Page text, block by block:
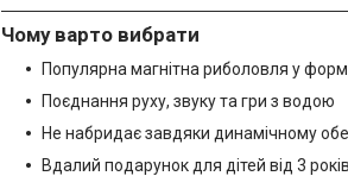
Чому варто вибрати
Популярна магнітна риболовля у
Поєднання руху, звуку та гри з водою
Не набридає завдяки динамічному
Вдалий подарунок для дітей від 3 років